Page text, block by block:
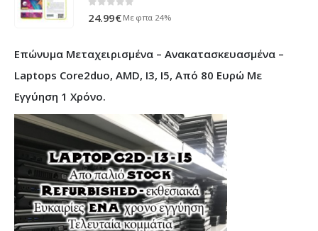
24.99€ Με φπα 24%
Επώνυμα Μεταχειρισμένα – Ανακατασκευασμένα –
Laptops Core2duo, AMD, I3, I5, Από 80 Ευρώ Με
Εγγύηση 1 Χρόνο.